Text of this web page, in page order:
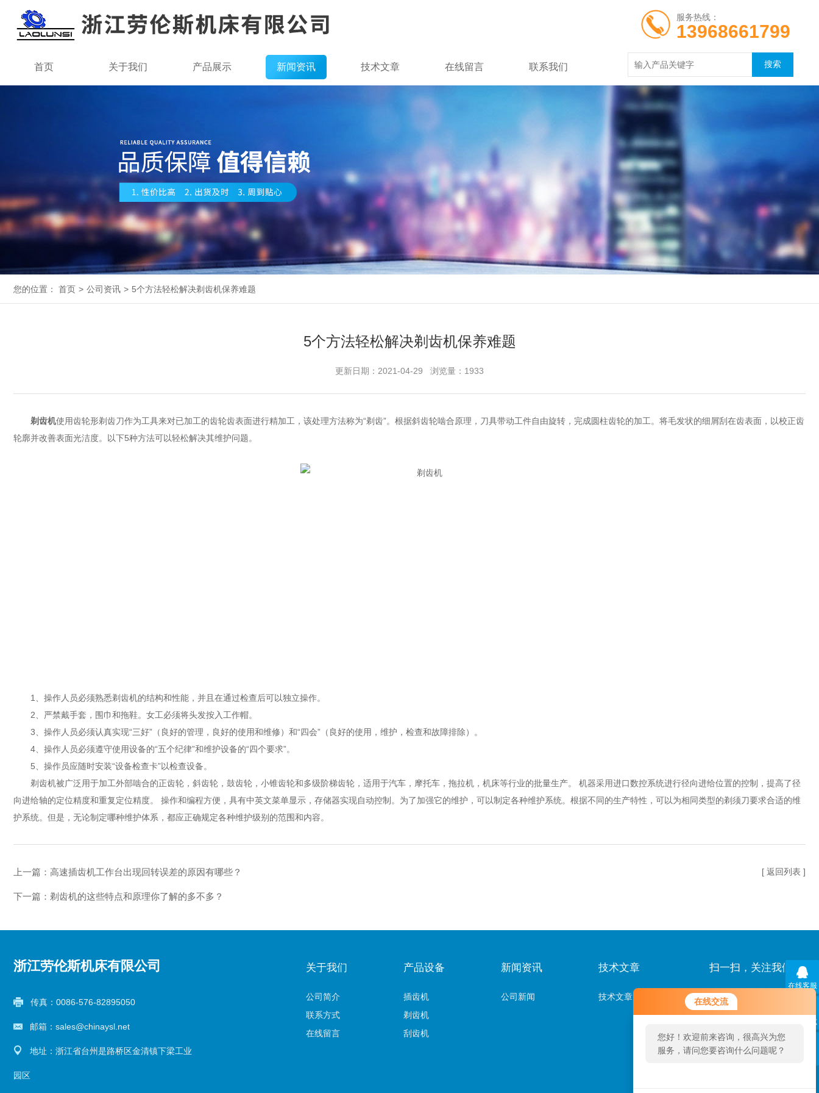
在线交流
您好！欢迎前来咨询，很高兴为您
服务，请问您要咨询什么问题呢？
服务热线：
13968661799
首页 关于我们 产品展示 新闻资讯 技术文章 在线留言 联系我们
您的位置： 首页 > 公司资讯 > 5个方法轻松解决剃齿机保养难题
5个方法轻松解决剃齿机保养难题
更新日期：2021-04-29 浏览量：1933
剃齿机使用齿轮形剃齿刀作为工具来对已加工的齿轮齿表面进行精加工，该处理方法称为“剃齿”。根据斜齿轮啮合原理，刀具带动工件自由旋转，完成圆柱齿轮的加工。将毛发状的细屑刮在齿表面，以校正齿
轮廓并改善表面光洁度。以下5种方法可以轻松解决其维护问题。
1、操作人员必须熟悉剃齿机的结构和性能，并且在通过检查后可以独立操作。
2、严禁戴手套，围巾和拖鞋。女工必须将头发按入工作帽。
3、操作人员必须认真实现“三好”（良好的管理，良好的使用和维修）和“四会”（良好的使用，维护，检查和故障排除）。
4、操作人员必须遵守使用设备的“五个纪律”和维护设备的“四个要求”。
5、操作员应随时安装“设备检查卡”以检查设备。
剃齿机被广泛用于加工外部啮合的正齿轮，斜齿轮，鼓齿轮，小锥齿轮和多级阶梯齿轮，适用于汽车，摩托车，拖拉机，机床等行业的批量生产。 机器采用进口数控系统进行径向进给位置的控制，提高了径
向进给轴的定位精度和重复定位精度。 操作和编程方便，具有中英文菜单显示，存储器实现自动控制。为了加强它的维护，可以制定各种维护系统。根据不同的生产特性，可以为相同类型的剃须刀要求合适的维
护系统。但是，无论制定哪种维护体系，都应正确规定各种维护级别的范围和内容。
上一篇： 高速插齿机工作台出现回转误差的原因有哪些？
下一篇： 剃齿机的这些特点和原理你了解的多不多？
[ 返回列表 ]
浙江劳伦斯机床有限公司
传真：0086-576-82895050
邮箱：sales@chinaysl.net
地址：浙江省台州是路桥区金清镇下梁工业
园区
扫一扫，关注我们
关于我们
公司简介
联系方式
在线留言
产品设备
插齿机
剃齿机
刮齿机
新闻资讯
公司新闻
技术文章
技术文章
在线客服
联系方式